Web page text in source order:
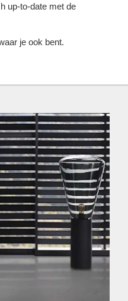
up-to-date met de
je ook bent.